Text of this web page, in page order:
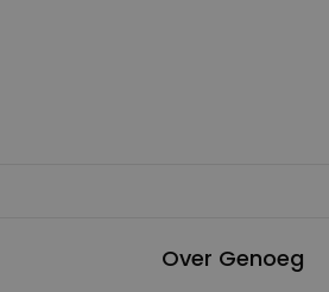
Over Genoeg